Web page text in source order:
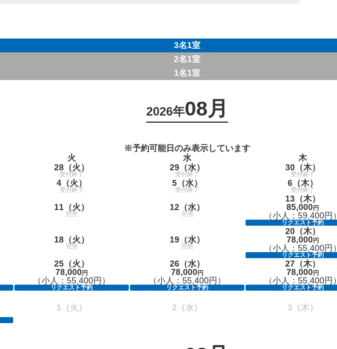
3名1室
2名1室
1名1室
2026年08月
※予約可能日のみ表示しています
火 水 木
28 （火）
受付終了
29 （水）
受付終了
30 （木）
受付終了
4 （火）
受付終了
5 （水）
受付終了
6 （木）
受付終了
11 （火）
完売
12 （水）
完売
13 （木）
85,000円
（小人：59,400円）
リクエスト予約
18 （火）
完売
19 （水）
完売
20 （木）
78,000円
（小人：55,400円）
リクエスト予約
25 （火）
78,000円
（小人：55,400円）
リクエスト予約
26 （水）
78,000円
（小人：55,400円）
リクエスト予約
27 （木）
78,000円
（小人：55,400円）
リクエスト予約
1 （火） 2 （水） 3 （木）